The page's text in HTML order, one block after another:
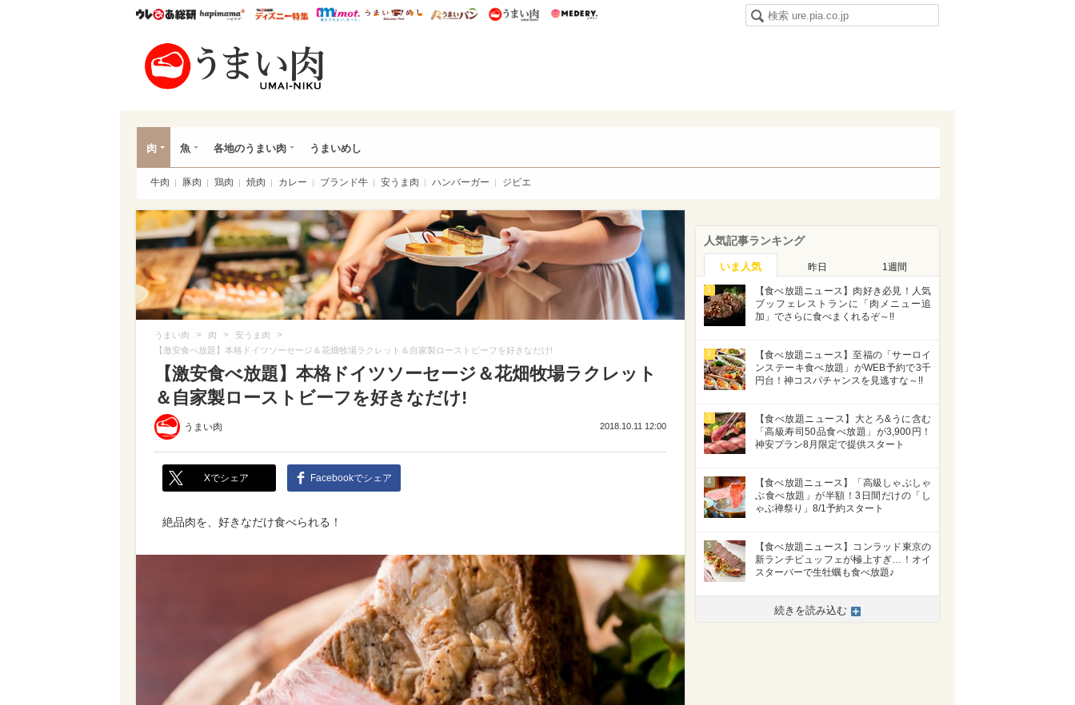
ウレぴあ総研ハピママ* ウレぴあ総研 ディズニー特集
mimot. うまいめし うまいパン うまい肉
肉 魚 各地のうまい肉 うまいめし
牛肉 豚肉 鶏肉 焼肉 カレー ブランド牛 安うま肉 ハンバーガー ジビエ
うまい肉 > 肉 > 安うま肉 >
【激安食べ放題】本格ドイツソーセージ＆花畑牧場ラクレット＆自家製ローストビーフを好きなだけ!
【激安食べ放題】本格ドイツソーセージ＆花畑牧場ラクレット
＆自家製ローストビーフを好きなだけ!
うまい肉 2018.10.11 12:00
Xでシェア Facebookでシェア
絶品肉を、好きなだけ食べられる！
人気記事ランキング
いま人気 昨日 1週間
1
【食べ放題ニュース】肉好き必見！人気
ブッフェレストランに「肉メニュー追
加」でさらに食べまくれるぞ～!!
2
【食べ放題ニュース】至福の「サーロイ
ンステーキ食べ放題」がWEB予約で3千
円台！神コスパチャンスを見逃すな～!!
3
【食べ放題ニュース】大とろ&うに含む
「高級寿司50品食べ放題」が3,900円！
神安プラン8月限定で提供スタート
4
【食べ放題ニュース】「高級しゃぶしゃ
ぶ食べ放題」が半額！3日間だけの「し
ゃぶ禅祭り」8/1予約スタート
5
【食べ放題ニュース】コンラッド東京の
新ランチビュッフェが極上すぎ…！オイ
スターバーで生牡蠣も食べ放題♪
続きを読み込む